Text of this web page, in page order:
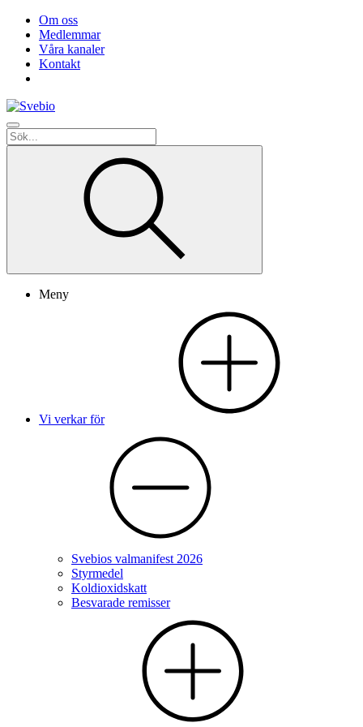
Om oss
Medlemmar
Våra kanaler
Kontakt
Meny
Vi verkar för
Svebios valmanifest 2026
Styrmedel
Koldioxidskatt
Besvarade remisser